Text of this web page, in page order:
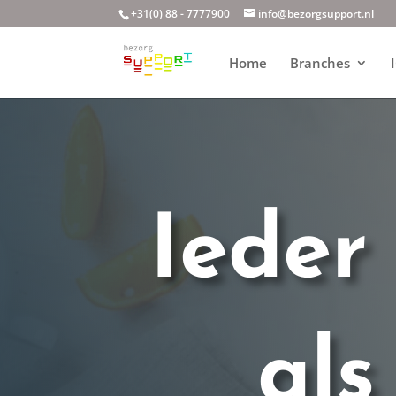
+31(0) 88 - 7777900 info@bezorgsupport.nl
Home Branches
Ieder